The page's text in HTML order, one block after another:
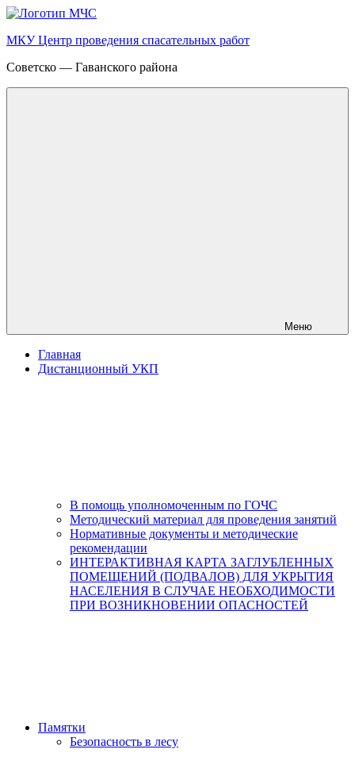
Перейти
содержимому
МКУ Центр проведения спасательных работ
Советско — Гаванского района
Меню
Главная
Дистанционный УКП
В помощь уполномоченным по ГОЧС
Методический материал для проведения занятий
Нормативные документы и методические
рекомендации
ИНТЕРАКТИВНАЯ КАРТА ЗАГЛУБЛЕННЫХ
ПОМЕЩЕНИЙ (ПОДВАЛОВ) ДЛЯ УКРЫТИЯ
НАСЕЛЕНИЯ В СЛУЧАЕ НЕОБХОДИМОСТИ
ПРИ ВОЗНИКНОВЕНИИ ОПАСНОСТЕЙ
Памятки
Безопасность в лесу